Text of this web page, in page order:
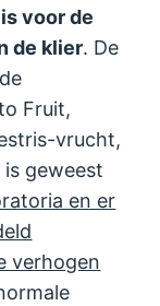
voor de
de klier. De
Fruit,
vrucht,
geweest
en er
verhogen